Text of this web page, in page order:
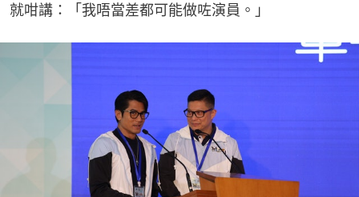
就咁講：「我唔當差都可能做咗演員。」